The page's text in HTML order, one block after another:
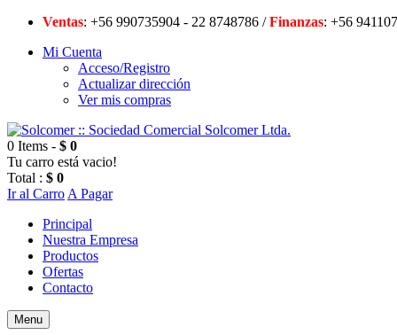
Ventas: +56 990735904 - 22 8748786 /Finanzas: +56
Mi Cuenta
Acceso/Registro
Actualizar dirección
Ver mis compras
0 Items - $ 0
Tu carro está vacio!
Total : $ 0
Ir al Carro A Pagar
Principal
Nuestra Empresa
Productos
Ofertas
Contacto
Menu